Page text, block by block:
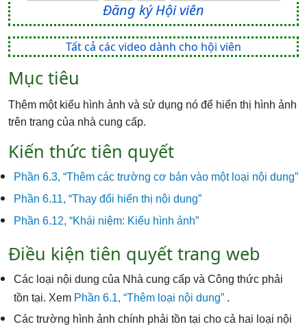
Đăng ký Hội viên
Tất cả các video dành cho hội viên
Mục tiêu
Thêm một kiểu hình ảnh và sử dụng nó để hiển thị hình ảnh
trên trang của nhà cung cấp.
Kiến thức tiên quyết
Phần 6.3, “Thêm các trường cơ bản vào một loại nội dung”
Phần 6.11, “Thay đổi hiển thị nội dung”
Phần 6.12, “Khái niệm: Kiểu hình ảnh”
Điều kiện tiên quyết trang web
Các loại nội dung của Nhà cung cấp và Công thức phải
tồn tại. Xem Phần 6.1, “Thêm loại nội dung” .
Các trường hình ảnh chính phải tồn tại cho cả hai loại nội